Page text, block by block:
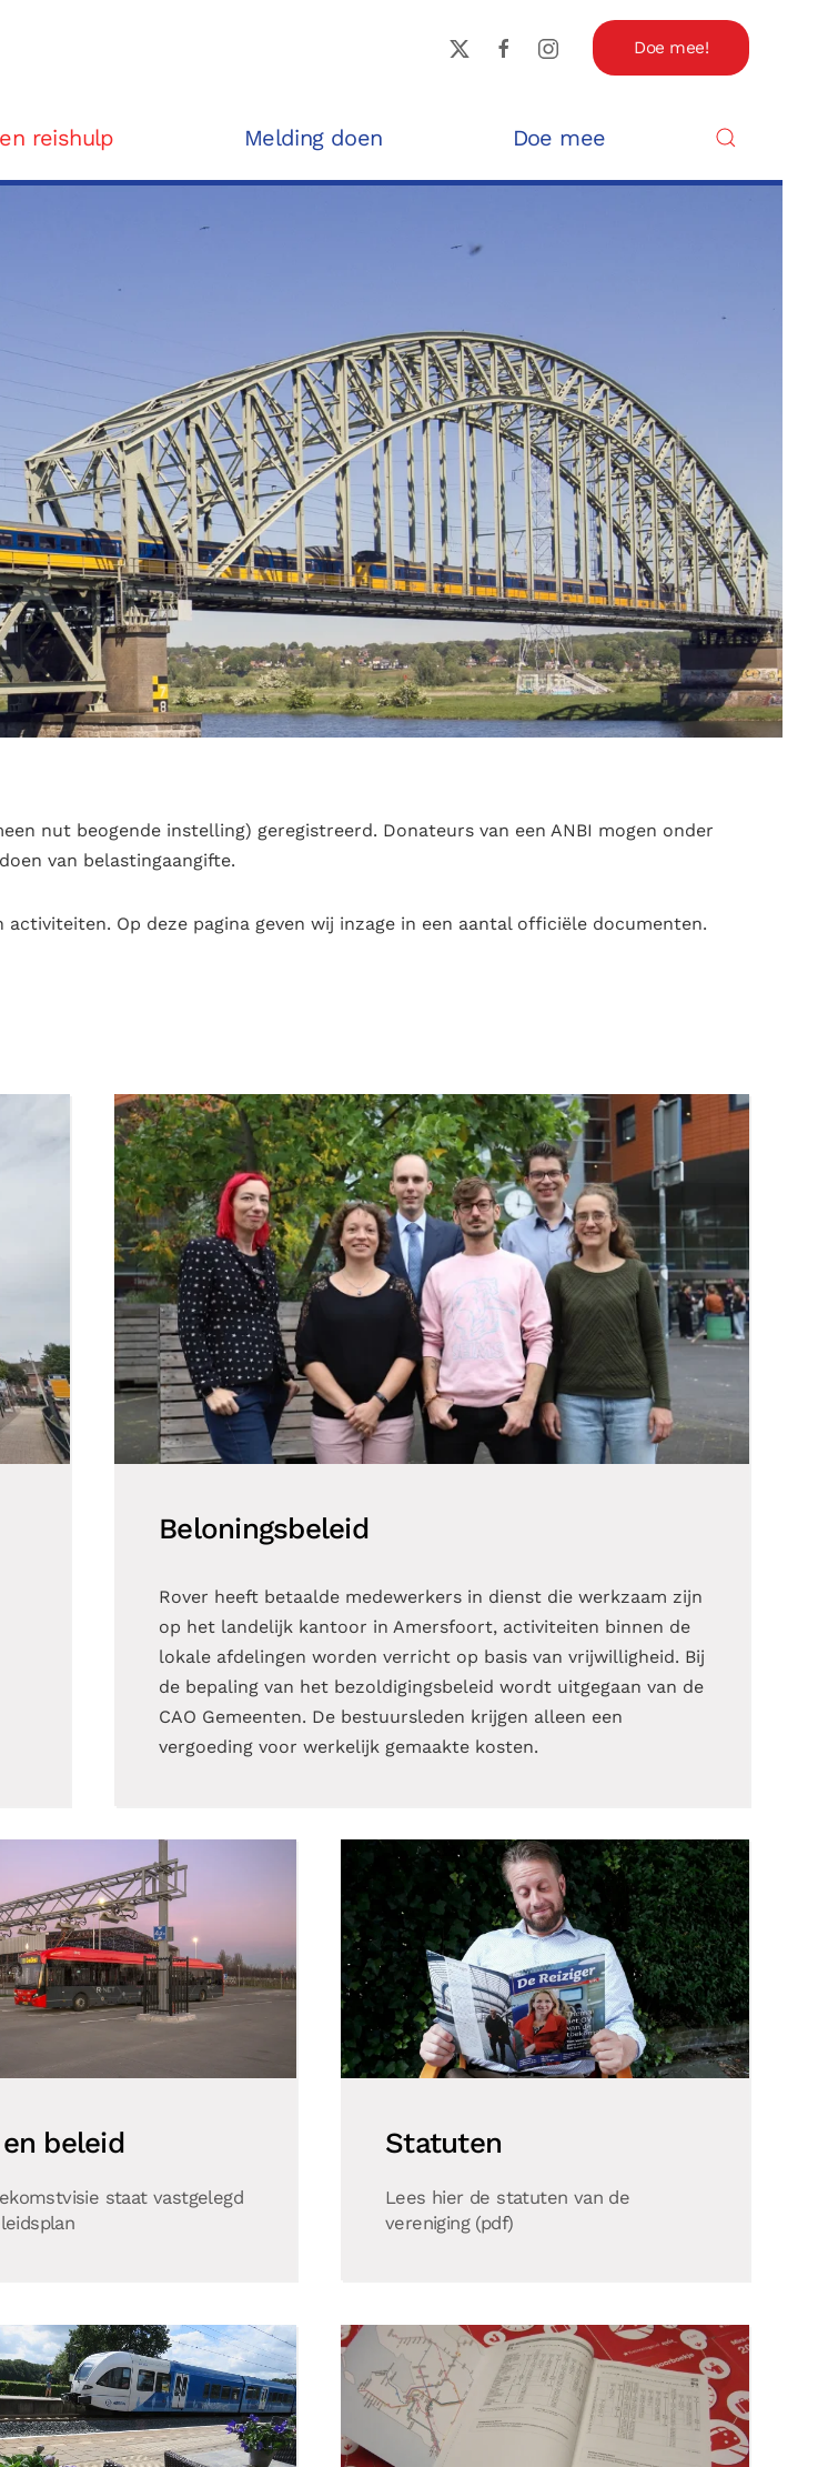
Doe mee!
reishulp Melding doen Doe mee
nut beogende instelling) geregistreerd. Donateurs van een ANBI mogen onder
van belastingaangifte.
Op deze pagina geven wij inzage in een aantal officiële documenten.
Beloningsbeleid
Rover heeft betaalde medewerkers in dienst die werkzaam zijn
op het landelijk kantoor in Amersfoort, activiteiten binnen de
lokale afdelingen worden verricht op basis van vrijwilligheid. Bij
de bepaling van het bezoldigingsbeleid wordt uitgegaan van de
CAO Gemeenten. De bestuursleden krijgen alleen een
vergoeding voor werkelijk gemaakte kosten.
beleid
staat vastgelegd
Statuten
Lees hier de statuten van de
vereniging (pdf)